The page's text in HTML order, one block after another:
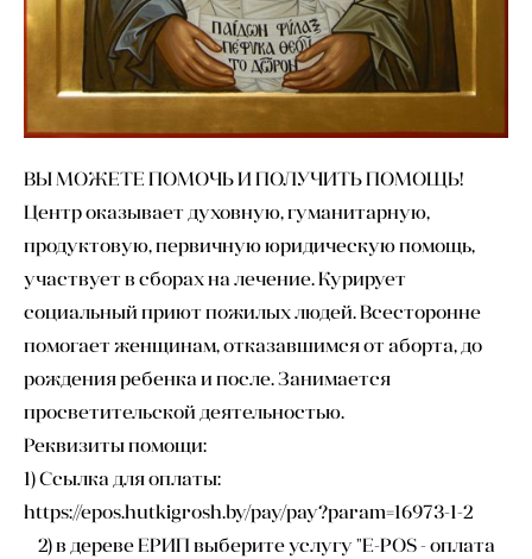
ВЫ МОЖЕТЕ ПОМОЧЬ И ПОЛУЧИТЬ ПОМОЩЬ!
Центр оказывает духовную, гуманитарную,
продуктовую, первичную юридическую помощь,
участвует в сборах на лечение. Курирует
социальный приют пожилых людей. Всесторонне
помогает женщинам, отказавшимся от аборта, до
рождения ребенка и после. Занимается
просветительской деятельностью.
Реквизиты помощи:
1) Ссылка для оплаты:
https://epos.hutkigrosh.by/pay/pay?param=16973-1-2
2) в дереве ЕРИП выберите услугу "E-POS - оплата